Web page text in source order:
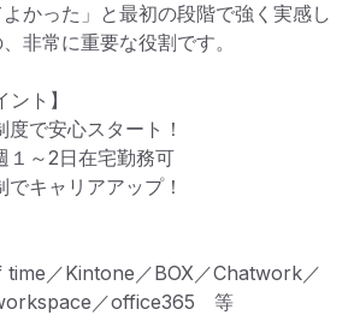
かった」と最初の段階で強く実感し
非常に重要な役割です。
ント】
で安心スタート！
～2日在宅勤務可
キャリアアップ！
／Kintone／BOX／Chatwork／
／office365　等